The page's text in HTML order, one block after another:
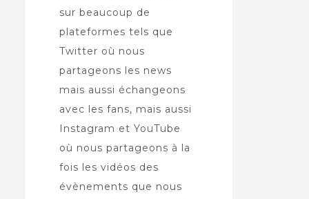
sur beaucoup de
plateformes tels que
Twitter où nous
partageons les news
mais aussi échangeons
avec les fans, mais aussi
Instagram et YouTube
où nous partageons à la
fois les vidéos des
évènements que nous